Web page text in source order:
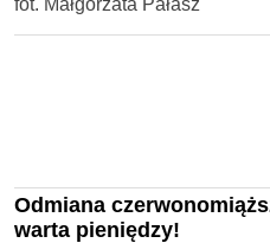
fot. Małgorzata Pałasz
Odmiana
warta pieniędzy!